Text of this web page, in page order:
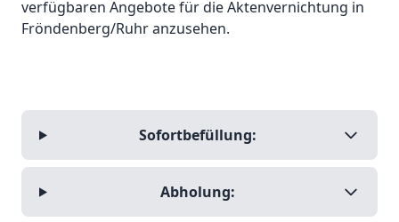
verfügbaren Angebote für die Aktenvernichtung in
Fröndenberg/Ruhr anzusehen.
Sofortbefüllung:
Abholung: